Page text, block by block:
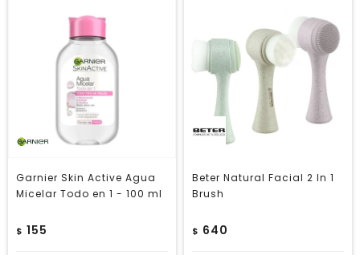
Garnier Skin Active Agua
Micelar Todo en 1 - 100 ml
$ 155
Beter Natural Facial 2 In 1
Brush
$ 640